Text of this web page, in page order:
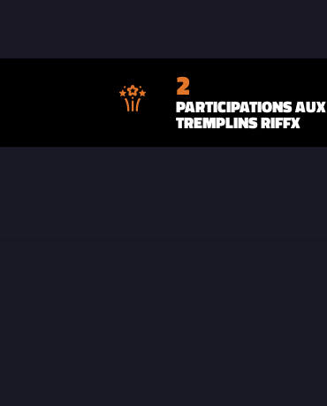
2
PARTICIPATIONS AUX
TREMPLINS RIFFX